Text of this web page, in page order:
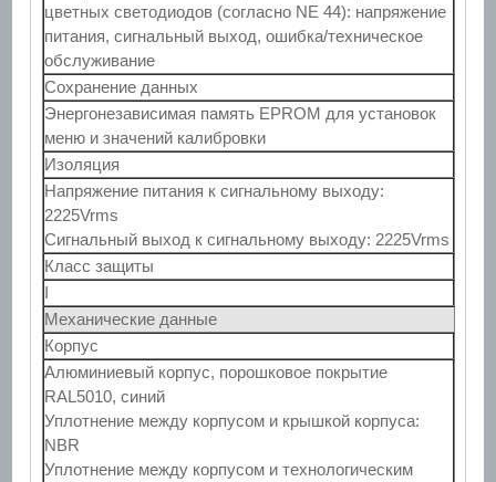
цветных светодиодов (согласно NE 44): напряжение
питания, сигнальный выход, ошибка/техническое
обслуживание
Сохранение данных
Энергонезависимая память EPROM для установок
меню и значений калибровки
Изоляция
Напряжение питания к сигнальному выходу:
2225Vrms
Сигнальный выход к сигнальному выходу: 2225Vrms
Класс защиты
I
Механические данные
Корпус
Алюминиевый корпус, порошковое покрытие
RAL5010, синий
Уплотнение между корпусом и крышкой корпуса:
NBR
Уплотнение между корпусом и технологическим